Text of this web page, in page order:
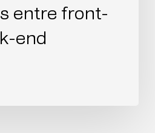
entre front-
end